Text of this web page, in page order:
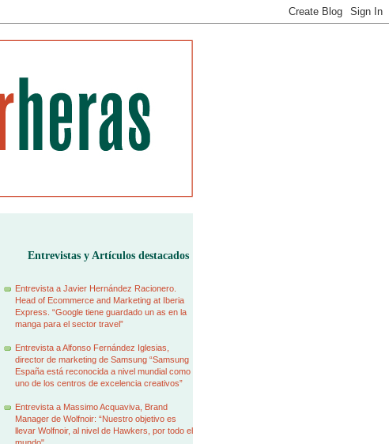
Entrevistas y Artículos destacados
Entrevista a Javier Hernández Racionero.
Head of Ecommerce and Marketing at Iberia
Express. “Google tiene guardado un as en la
manga para el sector travel”
Entrevista a Alfonso Fernández Iglesias,
director de marketing de Samsung “Samsung
España está reconocida a nivel mundial como
uno de los centros de excelencia creativos”
Entrevista a Massimo Acquaviva, Brand
Manager de Wolfnoir: “Nuestro objetivo es
llevar Wolfnoir, al nivel de Hawkers, por todo el